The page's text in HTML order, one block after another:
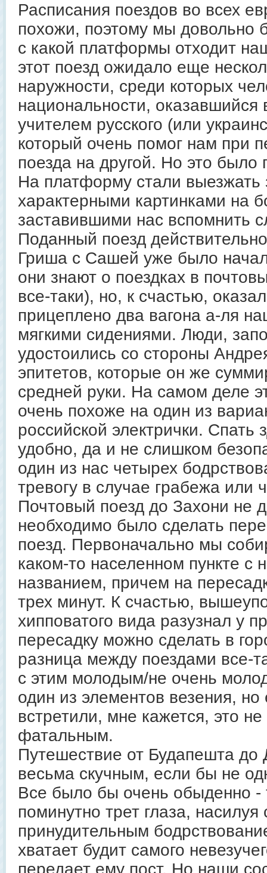
Расписания поездов во всех
похожи, поэтому мы довольно
с какой платформы отходит
этот поезд ожидало еще
наружности, среди которых
национальности, оказавшийся
учителем русского (или
который очень помог нам при
поезда на другой. Но это было
На платформу стали
характерными картинками на
заставившими нас вспомнить
Поданный поезд
Гриша с Сашей уже было
они знают о поездках в
все-таки), но, к счастью,
прицеплено два вагона а-ля
мягкими сидениями. Люди,
удостоились со стороны
эпитетов, которые он же
средней руки. На самом деле
очень похоже на один из
российской электрички. Спать
удобно, да и не слишком
один из нас четырех
тревогу в случае грабежа или
Почтовый поезд до Захони не
необходимо было сделать
поезд. Первоначально мы
каком-то населенном пункте с
названием, причем на
трех минут. К счастью,
хипповатого вида разузнал у
пересадку можно сделать в
разница между поездами все-
с этим молодым/не очень
один из элементов везения,
встретили, мне кажется, это
фатальным.
Путешествие от Будапешта
весьма скучным, если бы не
Все было бы очень обыденно -
поминутно трет глаза, насилуя
принудительным
хватает будит самого
передает ему пост. Но наши